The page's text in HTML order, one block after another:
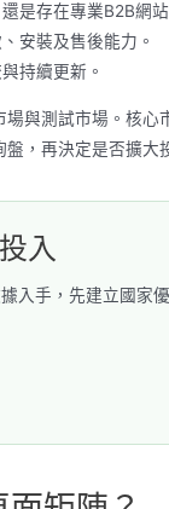
是存在專業B2B網
安裝及售後能力。
持續更新。
與測試市場。核
，再決定是否擴大
入
入手，先建立國家